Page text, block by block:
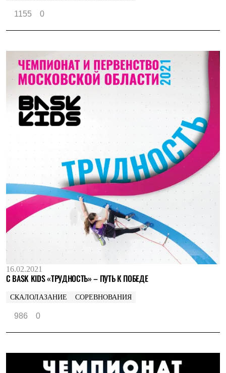
1155 0
16.02.2021
С BASK KIDS «ТРУДНОСТЬ» – ПУТЬ К ПОБЕДЕ
СКАЛОЛАЗАНИЕ СОРЕВНОВАНИЯ
986 0